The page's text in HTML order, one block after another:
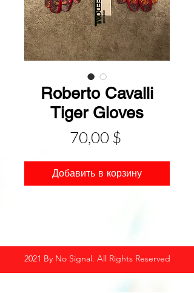
Roberto Cavalli
Tiger Gloves
70,00 $
Добавить в корзину
2021 By No Signal. All Rights Reserved